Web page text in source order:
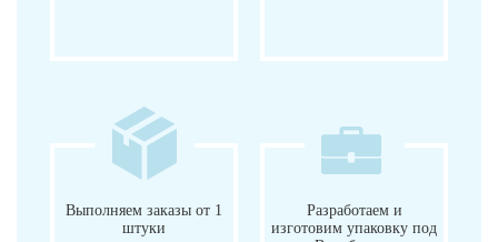
Выполняем заказы от 1
штуки
Разработаем и
изготовим упаковку под